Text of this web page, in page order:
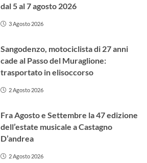
dal 5 al 7 agosto 2026
3 Agosto 2026
Sangodenzo, motociclista di 27 anni
cade al Passo del Muraglione:
trasportato in elisoccorso
2 Agosto 2026
Fra Agosto e Settembre la 47 edizione
dell’estate musicale a Castagno
D’andrea
2 Agosto 2026